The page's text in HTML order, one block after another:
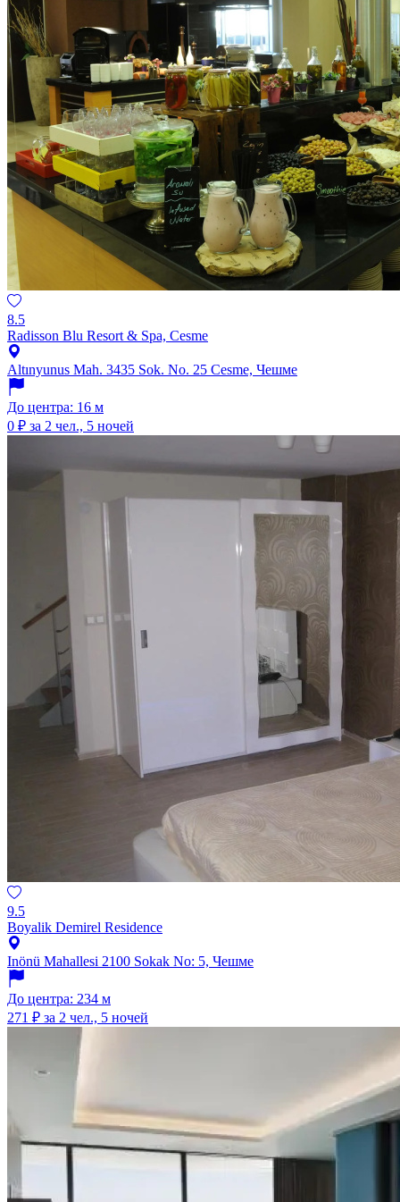
8.5
Radisson Blu Resort & Spa, Cesme
Altınyunus Mah. 3435 Sok. No. 25 Cesme, Чешме
До центра: 16 м
0 ₽ за 2 чел., 5 ночей
9.5
Boyalik Demirel Residence
Inönü Mahallesi 2100 Sokak No: 5, Чешме
До центра: 234 м
271 ₽ за 2 чел., 5 ночей